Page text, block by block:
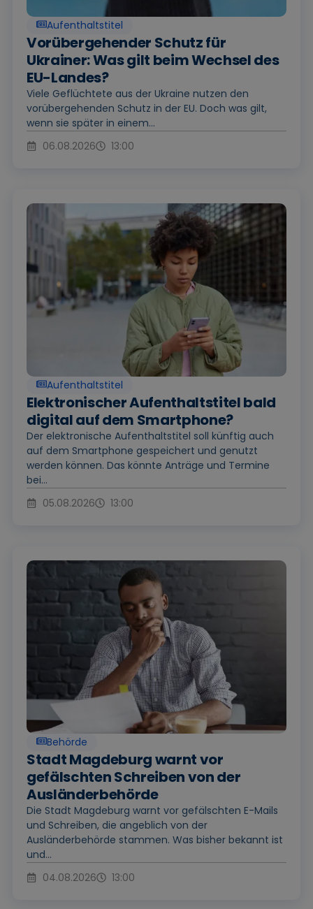
Aufenthaltstitel
Vorübergehender Schutz für
Ukrainer: Was gilt beim Wechsel des
EU-Landes?
Viele Geflüchtete aus der Ukraine nutzen den
vorübergehenden Schutz in der EU. Doch was gilt,
wenn sie später in einem...
06.08.2026
13:00
Aufenthaltstitel
Elektronischer Aufenthaltstitel bald
digital auf dem Smartphone?
Der elektronische Aufenthaltstitel soll künftig auch
auf dem Smartphone gespeichert und genutzt
werden können. Das könnte Anträge und Termine
bei...
05.08.2026
13:00
Behörde
Stadt Magdeburg warnt vor
gefälschten Schreiben von der
Ausländerbehörde
Die Stadt Magdeburg warnt vor gefälschten E-Mails
und Schreiben, die angeblich von der
Ausländerbehörde stammen. Was bisher bekannt ist
und...
04.08.2026
13:00